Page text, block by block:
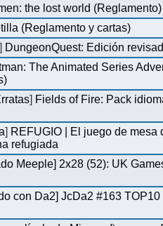
the lost world (Reglamento)
(Reglamento y cartas)
] DungeonQuest: Edición
The Animated Series
] Fields of Fire: Pack
] REFUGIO | El juego de mesa
refugiada
Meeple] 2x28 (52): UK
con Da2] JcDa2 #163